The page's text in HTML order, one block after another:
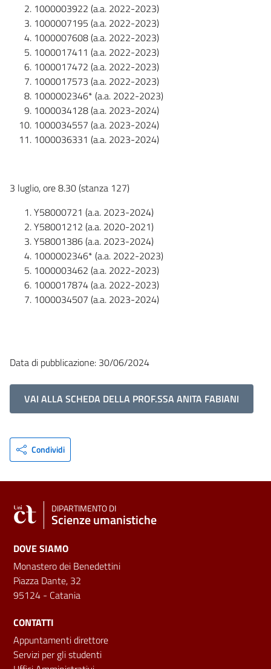
1000003922 (a.a. 2022-2023)
1000007195 (a.a. 2022-2023)
1000007608 (a.a. 2022-2023)
1000017411 (a.a. 2022-2023)
1000017472 (a.a. 2022-2023)
1000017573 (a.a. 2022-2023)
1000002346* (a.a. 2022-2023)
1000034128 (a.a. 2023-2024)
1000034557 (a.a. 2023-2024)
1000036331 (a.a. 2023-2024)
3 luglio, ore 8.30 (stanza 127)
Y58000721 (a.a. 2023-2024)
Y58001212 (a.a. 2020-2021)
Y58001386 (a.a. 2023-2024)
1000002346* (a.a. 2022-2023)
1000003462 (a.a. 2022-2023)
1000017874 (a.a. 2022-2023)
1000034507 (a.a. 2023-2024)
Data di pubblicazione: 30/06/2024
VAI ALLA SCHEDA DELLA PROF.SSA ANITA FABIANI
Condividi
DIPARTIMENTO DI
Scienze umanistiche
DOVE SIAMO
Monastero dei Benedettini
Piazza Dante, 32
95124 - Catania
CONTATTI
Appuntamenti direttore
Servizi per gli studenti